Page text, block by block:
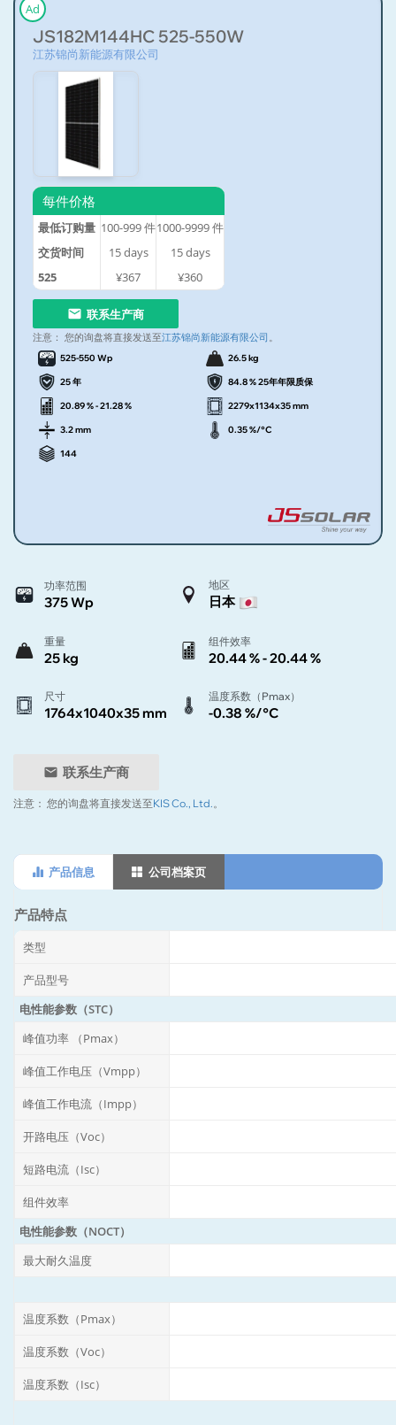
Ad
JS182M144HC 525-550W
江苏锦尚新能源有限公司
每件价格
最低订购量 100-999件1000-9999件
交货时间
15days 15days
525
¥367 ¥360
联系生产商
注意： 您的询盘将直接发送至江苏锦尚新能源有限公司 。
525-550 Wp 26.5 kg
25 年 84.8 % 25年年限质保
20.89 % - 21.28 % 2279x1134x35 mm
3.2 mm 0.35 %/°C
144
功率范围
375 Wp
地区
日本
重量
25 kg
组件效率
20.44 % - 20.44 %
尺寸
1764x1040x35 mm
温度系数（Pmax）
-0.38 %/°C
联系生产商
注意： 您的询盘将直接发送至KIS Co., Ltd. 。
产品信息 公司档案页
产品特点
类型
产品型号
电性能参数（STC）
峰值功率 （Pmax）
峰值工作电压（Vmpp）
峰值工作电流（Impp）
开路电压（Voc）
短路电流（Isc）
组件效率
电性能参数（NOCT）
最大耐久温度
温度系数（Pmax）
温度系数（Voc）
温度系数（Isc）